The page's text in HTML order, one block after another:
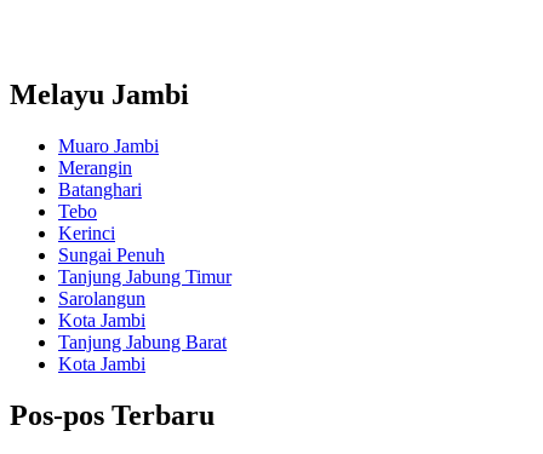
Melayu Jambi
Muaro Jambi
Merangin
Batanghari
Tebo
Kerinci
Sungai Penuh
Tanjung Jabung Timur
Sarolangun
Kota Jambi
Tanjung Jabung Barat
Kota Jambi
Pos-pos Terbaru